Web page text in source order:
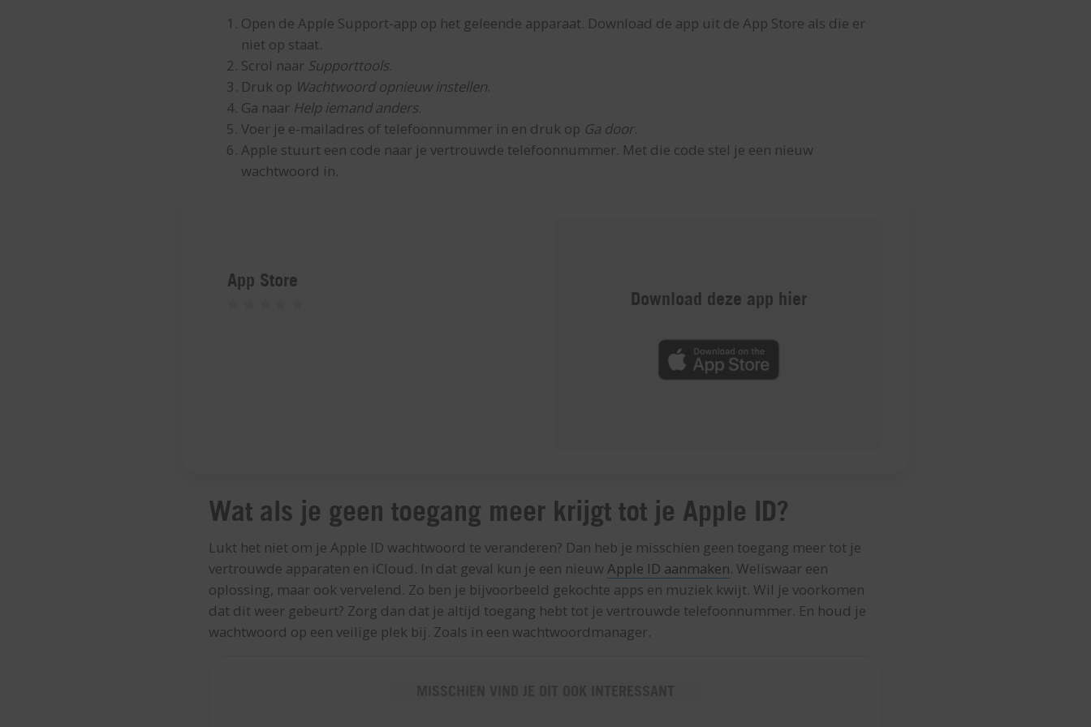
Open de Apple Support-app op het geleende apparaat. Download de app uit de App Store als die er
niet op staat.
Scrol naar Supporttools.
Druk op Wachtwoord opnieuw instellen.
Ga naar Help iemand anders.
Voer je e-mailadres of telefoonnummer in en druk op Ga door.
Apple stuurt een code naar je vertrouwde telefoonnummer. Met die code stel je een nieuw
wachtwoord in.
App Store
Download deze app hier
Wat als je geen toegang meer krijgt tot je Apple ID?
Lukt het niet om je Apple ID wachtwoord te veranderen? Dan heb je misschien geen toegang meer tot je
vertrouwde apparaten en iCloud. In dat geval kun je een nieuwApple ID aanmaken. Weliswaar een
oplossing, maar ook vervelend. Zo ben je bijvoorbeeld gekochte apps en muziek kwijt. Wil je voorkomen
dat dit weer gebeurt? Zorg dan dat je altijd toegang hebt tot je vertrouwde telefoonnummer. En houd je
wachtwoord op een veilige plek bij. Zoals in een wachtwoordmanager.